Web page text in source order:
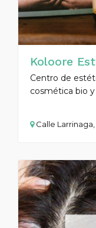
Koloore
Centro de
cosmética bio
Calle Larrinaga,